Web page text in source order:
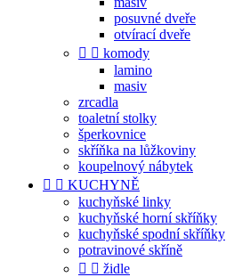
posuvné dveře
otvírací dveře
  komody
lamino
masiv
zrcadla
toaletní stolky
šperkovnice
skříňka na lůžkoviny
koupelnový nábytek
  KUCHYNĚ
kuchyňské linky
kuchyňské horní skříňky
kuchyňské spodní skříňky
potravinové skříně
  židle